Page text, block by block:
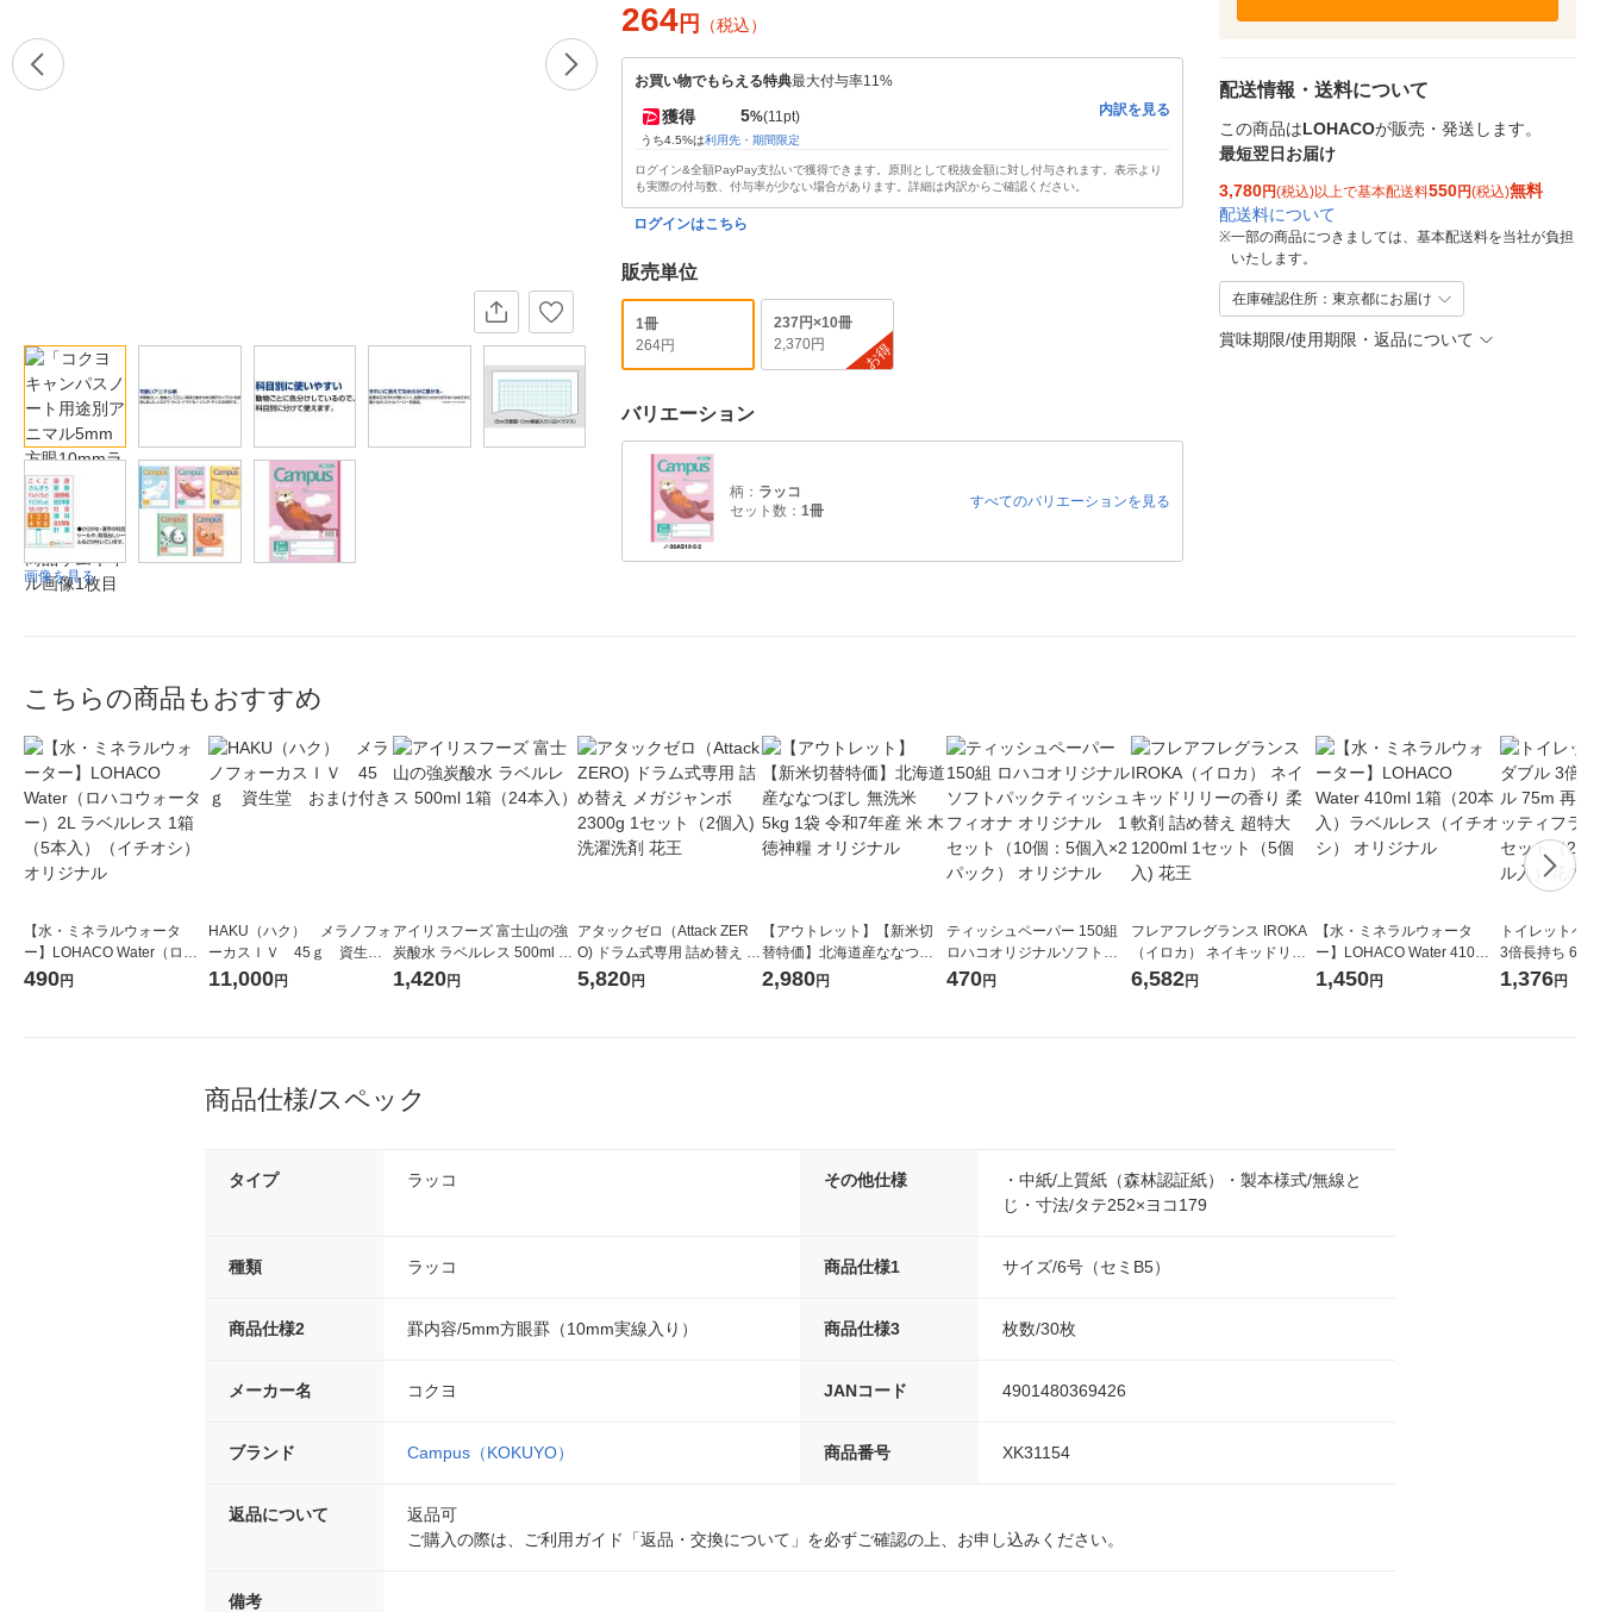
画像を見る
264 円 （税込）
お買い物でもらえる特典最大付与率11%
獲得 5%(11pt)
うち4.5%は利用先・期間限定
内訳を見る
ログイン&全額PayPay支払いで獲得できます。原則として税抜金額に対し付与されます。表示より
も実際の付与数、付与率が少ない場合があります。詳細は内訳からご確認ください。
ログインはこちら
販売単位
1冊
264円
237円×10冊
2,370円
お得
バリエーション
柄： ラッコ
セット数： 1冊
すべてのバリエーションを見る
配送情報・送料について
この商品はLOHACOが販売・発送します。
最短翌日お届け
3,780円(税込)以上で基本配送料550円(税込)無料
配送料について
※一部の商品につきましては、基本配送料を当社が負担
いたします。
在庫確認住所：東京都にお届け
賞味期限/使用期限・返品について
こちらの商品もおすすめ
【水・ミネラルウォータ
ー】LOHACO Water（ロハ
コウォーター）2L ラベルレ
490円
HAKU（ハク） メラノフォ
ーカスＩＶ 45ｇ 資生
堂 おまけ付き
11,000円
アイリスフーズ 富士山の強
炭酸水 ラベルレス 500ml 1
箱（24本入）
1,420円
アタックゼロ（Attack ZER
O) ドラム式専用 詰め替え メ
ガジャンボ 2300g 1セット
（2個入) 洗濯洗剤 花王
5,820円
【アウトレット】【新米切
替特価】北海道産ななつぼ
し 無洗米 5kg 1袋 令和7年産
米 木徳神糧 オリジナル
2,980円
ティッシュペーパー 150組
ロハコオリジナルソフトパ
ックティッシュ フィオナ オ
470円
フレアフレグランス IROKA
（イロカ） ネイキッドリリ
ーの香り 柔軟剤 詰め替え 超
特大 1200ml 1セット（5個
6,582円
【水・ミネラルウォータ
ー】LOHACO Water 410ml
1箱（20本入）ラベルレス
（イチオシ） オリジナル
1,450円
トイレットペ
3倍長持ち 6ロール
紙配合 スコッ
パック 1セッ
1,376円
商品仕様/スペック
タイプ ラッコ その他仕様
・中紙/上質紙（森林認証紙）・製本様式/無線と
じ・寸法/タテ252×ヨコ179
種類 ラッコ 商品仕様1 サイズ/6号（セミB5）
商品仕様2 罫内容/5mm方眼罫（10mm実線入り） 商品仕様3 枚数/30枚
メーカー名 コクヨ JANコード 4901480369426
ブランド Campus（KOKUYO） 商品番号 XK31154
返品について
返品可
ご購入の際は、ご利用ガイド「返品・交換について」を必ずご確認の上、お申し込みください。
備考